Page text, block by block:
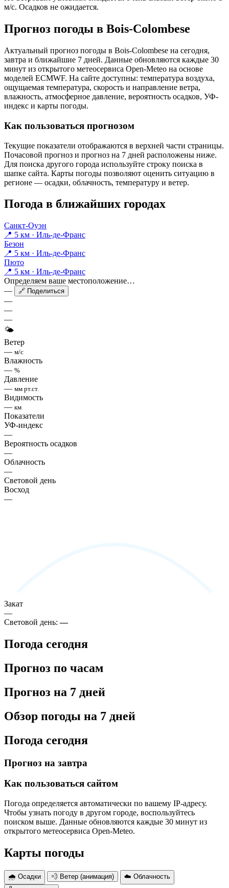
м/с. Осадков не ожидается.
Прогноз погоды в Bois-Colombesе
Актуальный прогноз погоды в Bois-Colombesе на сегодня,
завтра и ближайшие 7 дней. Данные обновляются каждые 30
минут из открытого метеосервиса Open-Meteo на основе
моделей ECMWF. На сайте доступны: температура воздуха,
ощущаемая температура, скорость и направление ветра,
влажность, атмосферное давление, вероятность осадков, УФ-
индекс и карты погоды.
Как пользоваться прогнозом
Текущие показатели отображаются в верхней части страницы.
Почасовой прогноз и прогноз на 7 дней расположены ниже.
Для поиска другого города используйте строку поиска в
шапке сайта. Карты погоды позволяют оценить ситуацию в
регионе — осадки, облачность, температуру и ветер.
Погода в ближайших городах
Санкт-Оуэн
📍 5 км · Иль-де-Франс
Безон
📍 5 км · Иль-де-Франс
Пюто
📍 5 км · Иль-де-Франс
Определяем ваше местоположение…
—
🔗 Поделиться
—
—
—
🌤
Ветер
— м/с
Влажность
— %
Давление
— мм рт.ст.
Видимость
— км
Показатели
УФ-индекс
—
Вероятность осадков
—
Облачность
—
Световой день
Восход
—
Закат
—
Световой день:—
Погода сегодня
Прогноз по часам
Прогноз на 7 дней
Обзор погоды на 7 дней
Погода сегодня
Прогноз на завтра
Как пользоваться сайтом
Погода определяется автоматически по вашему IP-адресу.
Чтобы узнать погоду в другом городе, воспользуйтесь
поиском выше. Данные обновляются каждые 30 минут из
открытого метеосервиса Open-Meteo.
Карты погоды
🌧 Осадки 💨 Ветер (анимация)
☁️ Облачность